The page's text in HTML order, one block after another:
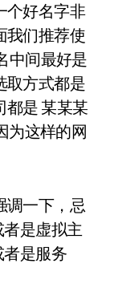
个好名字非
我们推荐使
中间最好是
取方式都是
都是 某某某
为这样的网
调一下，忌
是虚拟主
者是服务